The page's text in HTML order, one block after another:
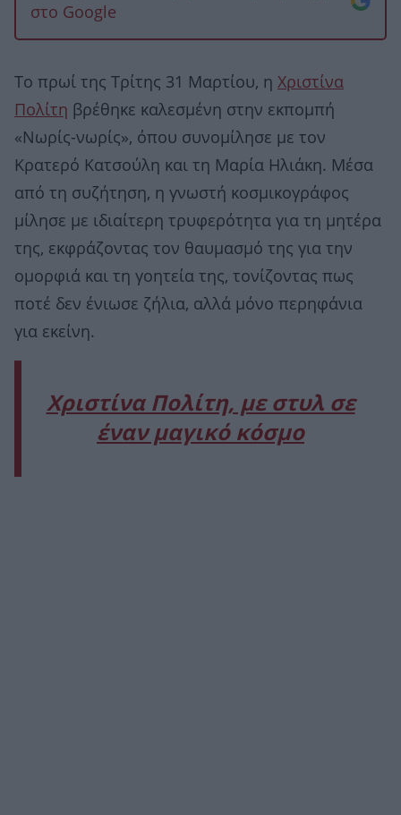
στο Google
Το πρωί της Τρίτης 31 Μαρτίου, η Χριστίνα
Πολίτη βρέθηκε καλεσμένη στην εκπομπή
«Νωρίς-νωρίς», όπου συνομίλησε με τον
Κρατερό Κατσούλη και τη Μαρία Ηλιάκη. Μέσα
από τη συζήτηση, η γνωστή κοσμικογράφος
μίλησε με ιδιαίτερη τρυφερότητα για τη μητέρα
της, εκφράζοντας τον θαυμασμό της για την
ομορφιά και τη γοητεία της, τονίζοντας πως
ποτέ δεν ένιωσε ζήλια, αλλά μόνο περηφάνια
για εκείνη.
Χριστίνα Πολίτη, με στυλ σε
έναν μαγικό κόσμο